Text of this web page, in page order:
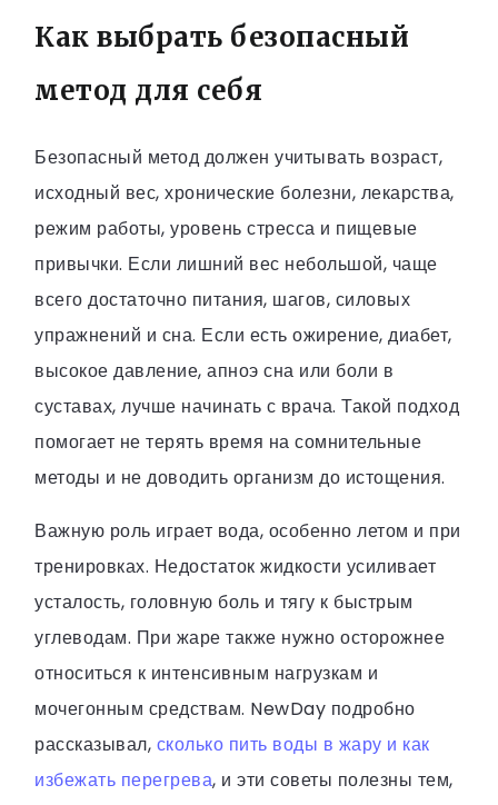
Как выбрать безопасный
метод для себя
Безопасный метод должен учитывать возраст,
исходный вес, хронические болезни, лекарства,
режим работы, уровень стресса и пищевые
привычки. Если лишний вес небольшой, чаще
всего достаточно питания, шагов, силовых
упражнений и сна. Если есть ожирение, диабет,
высокое давление, апноэ сна или боли в
суставах, лучше начинать с врача. Такой подход
помогает не терять время на сомнительные
методы и не доводить организм до истощения.
Важную роль играет вода, особенно летом и при
тренировках. Недостаток жидкости усиливает
усталость, головную боль и тягу к быстрым
углеводам. При жаре также нужно осторожнее
относиться к интенсивным нагрузкам и
мочегонным средствам. NewDay подробно
рассказывал, сколько пить воды в жару и как
избежать перегрева, и эти советы полезны тем,